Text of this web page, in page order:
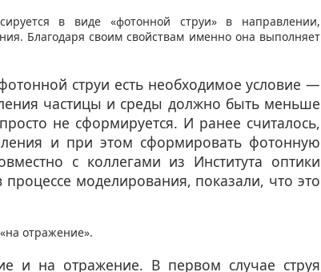
в виде «фотонной струи» в направлении,
Благодаря своим свойствам именно она выполняет
струи есть необходимое условие —
частицы и среды должно быть меньше
не сформируется. И ранее считалось,
и при этом сформировать фотонную
с коллегами из Института оптики
моделирования, показали, что это
отражение».
и на отражение. В первом случае струя